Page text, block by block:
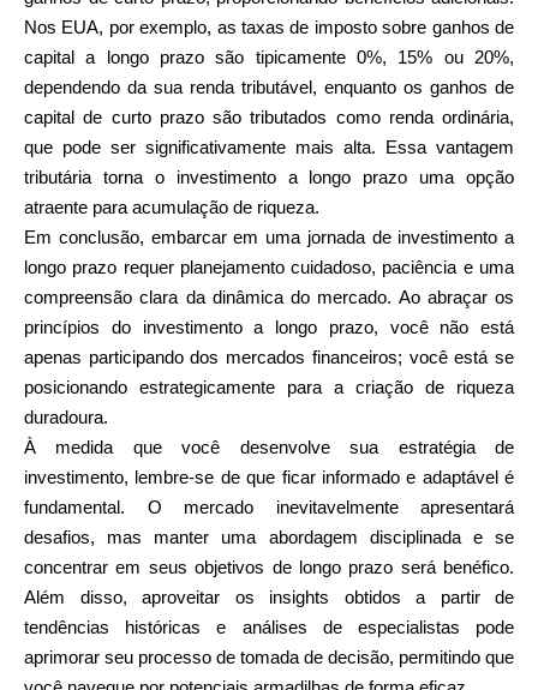
Nos EUA, por exemplo, as taxas de imposto sobre ganhos de
capital a longo prazo são tipicamente 0%, 15% ou 20%,
dependendo da sua renda tributável, enquanto os ganhos de
capital de curto prazo são tributados como renda ordinária,
que pode ser significativamente mais alta. Essa vantagem
tributária torna o investimento a longo prazo uma opção
atraente para acumulação de riqueza.
Em conclusão, embarcar em uma jornada de investimento a
longo prazo requer planejamento cuidadoso, paciência e uma
compreensão clara da dinâmica do mercado. Ao abraçar os
princípios do investimento a longo prazo, você não está
apenas participando dos mercados financeiros; você está se
posicionando estrategicamente para a criação de riqueza
duradoura.
À medida que você desenvolve sua estratégia de
investimento, lembre-se de que ficar informado e adaptável é
fundamental. O mercado inevitavelmente apresentará
desafios, mas manter uma abordagem disciplinada e se
concentrar em seus objetivos de longo prazo será benéfico.
Além disso, aproveitar os insights obtidos a partir de
tendências históricas e análises de especialistas pode
aprimorar seu processo de tomada de decisão, permitindo que